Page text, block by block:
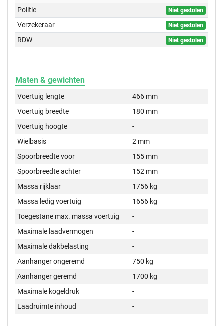
Politie
Niet gestolen
Verzekeraar Niet gestolen
RDW Niet gestolen
Maten & gewichten
Voertuig lengte
466 mm
Voertuig breedte
180 mm
Voertuig hoogte
-
Wielbasis
2 mm
Spoorbreedte voor
155 mm
Spoorbreedte achter
152 mm
Massa rijklaar
1756 kg
Massa ledig voertuig
1656 kg
Toegestane max. massa voertuig
-
Maximale laadvermogen
-
Maximale dakbelasting
-
Aanhanger ongeremd
750 kg
Aanhanger geremd
1700 kg
Maximale kogeldruk
-
Laadruimte inhoud
-